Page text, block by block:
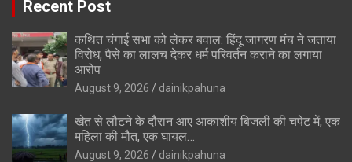
Recent Post
कथित चंगाई सभा को लेकर बवाल: हिंदू जागरण मंच ने जताया
विरोध, पैसे का लालच देकर धर्म परिवर्तन कराने का लगाया
आरोप
August 9, 2026 dainikpahuna
खेत से लौटने के दौरान आए आकाशीय बिजली की चपेट में, एक
महिला की मौत, एक घायल…
August 9, 2026 dainikpahuna